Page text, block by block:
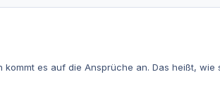
es auf die Ansprüche an. Das heißt, wie